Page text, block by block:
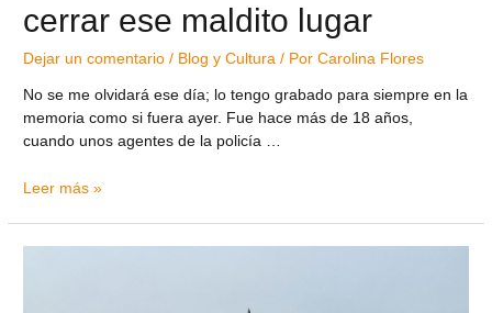
cerrar ese maldito lugar
Dejar un comentario / Blog y Cultura / PorCarolina Flores
No se me olvidará ese día; lo tengo grabado para siempre en la
memoria como si fuera ayer. Fue hace más de 18 años,
cuando unos agentes de la policía …
Leer más »